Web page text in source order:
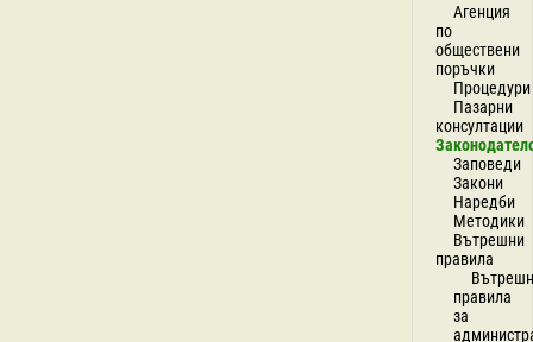
Агенция
по
обществени
поръчки
Процедури
Пазарни
консултации
Заповеди
Закони
Наредби
Методики
Вътрешни
правила
правила
за